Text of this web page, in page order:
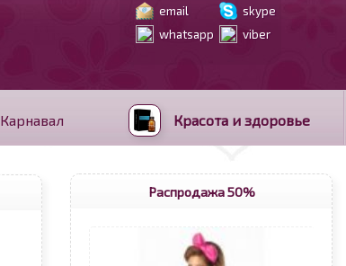
email
skype
whatsapp
viber
Карнавал Красота и здоровье
Распродажа 50%